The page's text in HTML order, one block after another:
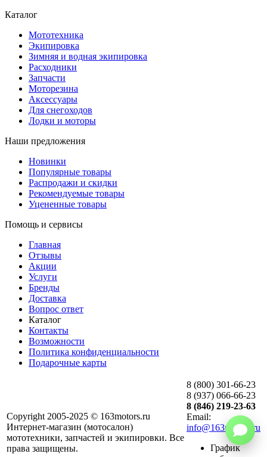
Каталог
Мототехника
Экипировка
Зимняя и водная экипировка
Расходники
Запчасти
Моторезина
Аксессуары
Для снегоходов
Лодки и моторы
Наши предложения
Новинки
Популярные товары
Распродажи и скидки
Рекомендуемые товары
Уцененные товары
Помощь и сервисы
Главная
Отзывы
Акции
Услуги
Бренды
Доставка
Вопрос ответ
Каталог
Контакты
Возможности
Политика конфиденциальности
Подарочные карты
Copyright 2005-2025 © 163motors.ru
Интернет-магазин (мотосалон)
мототехники, запчастей и экипировки. Все
права защищены.
8 (800) 301-66-23
8 (937) 066-66-23
8 (846) 219-23-63
Email:
info@163motors.ru
График